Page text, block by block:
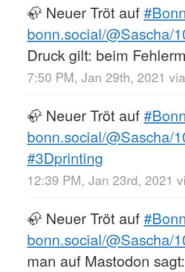
🦣 Neuer Tröt auf
bonn.social/@Sascha/
Druck gilt: beim
7:50 PM, Jan 29th, 2021 via
🦣 Neuer Tröt auf
bonn.social/@Sascha/
#3Dprinting
12:39 PM, Jan 23rd, 2021
🦣 Neuer Tröt auf
bonn.social/@Sascha/
man auf Mastodon